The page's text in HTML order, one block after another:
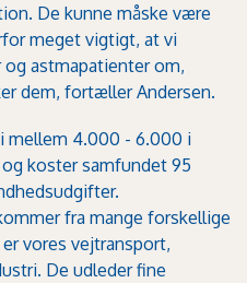
De kunne måske være
meget vigtigt, at vi
astmapatienter om,
dem, fortæller Andersen.
mellem 4.000 - 6.000 i
koster samfundet 95
fra mange forskellige
vores vejtransport,
De udleder fine